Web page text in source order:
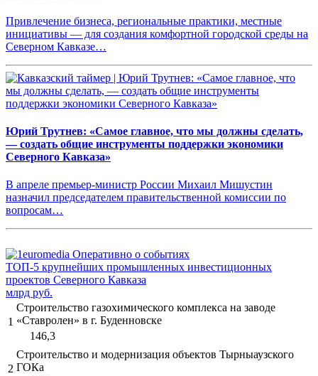
Привлечение бизнеса, региональные практики, местные
инициативы — для создания комфортной городской среды на
Северном Кавказе…
Юрий Трутнев: «Самое главное, что мы должны сделать,
— создать общие инструменты поддержки экономики
Северного Кавказа»
В апреле премьер-министр России Михаил Мишустин
назначил председателем правительственной комиссии по
вопросам…
ТОП-5 крупнейших промышленных инвестиционных
проектов Северного Кавказа
млрд руб.
1
Строительство газохимического комплекса на заводе
«Ставролен» в г. Буденновске
146,3
2
Строительство и модернизация объектов Тырныаузского
ГОКа